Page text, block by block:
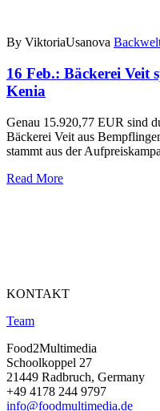
By ViktoriaUsanova
16 Feb.: Bäckerei Veit
Kenia
Genau 15.920,77 EUR sind
Bäckerei Veit aus
stammt aus der
Read More
KONTAKT
Team
Food2Multimedia
Schoolkoppel 27
21449 Radbruch, Germany
+49 4178 244 9797
info@foodmultimedia.de